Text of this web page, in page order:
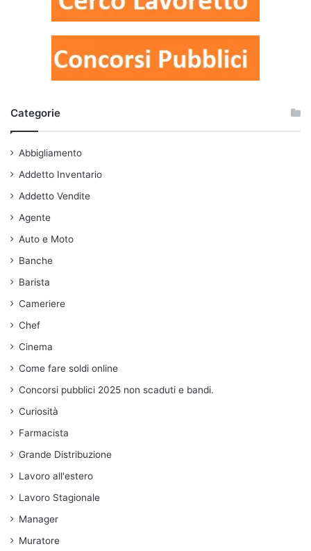
Categorie
Abbigliamento
Addetto Inventario
Addetto Vendite
Agente
Auto e Moto
Banche
Barista
Cameriere
Chef
Cinema
Come fare soldi online
Concorsi pubblici 2025 non scaduti e bandi.
Curiosità
Farmacista
Grande Distribuzione
Lavoro all'estero
Lavoro Stagionale
Manager
Muratore